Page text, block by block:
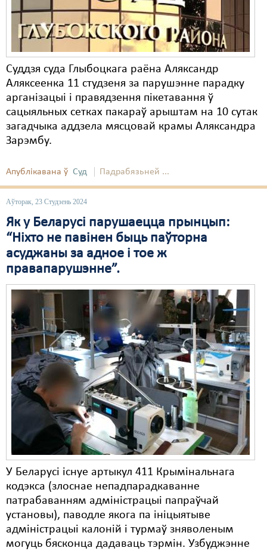
Суддзя суда Глыбоцкага раёна Аляксандр
Аляксеенка 11 студзеня за парушэнне парадку
арганізацыі і правядзення пікетавання ў
сацыяльных сетках пакараў арыштам на 10 сутак
загадчыка аддзела мясцовай крамы Аляксандра
Зарэмбу.
Апублікавана ў Суд Падрабязьней ...
Аўторак, 23 Студзень 2024
Як у Беларусі парушаецца прынцып:
“Ніхто не павінен быць паўторна
асуджаны за адное і тое ж
правапарушэнне”.
У Беларусі існуе артыкул 411 Крымінальнага
кодэкса (злоснае непадпарадкаванне
патрабаванням адміністрацыі папраўчай
установы), паводле якога па ініцыятыве
адміністрацыі калоній і турмаў зняволеным
могуць бясконца дадаваць тэрмін. Узбуджэнне